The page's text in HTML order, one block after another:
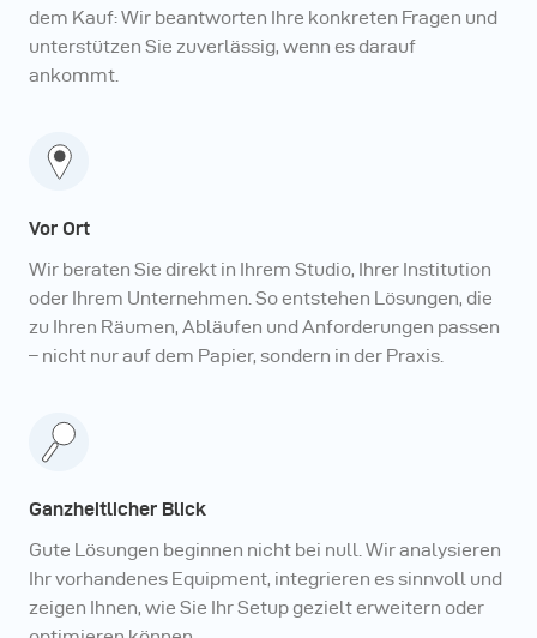
dem Kauf: Wir beantworten Ihre konkreten Fragen und
unterstützen Sie zuverlässig, wenn es darauf
ankommt.
Vor Ort
Wir beraten Sie direkt in Ihrem Studio, Ihrer Institution
oder Ihrem Unternehmen. So entstehen Lösungen, die
zu Ihren Räumen, Abläufen und Anforderungen passen
– nicht nur auf dem Papier, sondern in der Praxis.
Ganzheitlicher Blick
Gute Lösungen beginnen nicht bei null. Wir analysieren
Ihr vorhandenes Equipment, integrieren es sinnvoll und
zeigen Ihnen, wie Sie Ihr Setup gezielt erweitern oder